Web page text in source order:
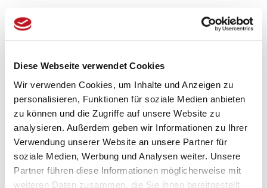
Diese Webseite verwendet Cookies
Wir verwenden Cookies, um Inhalte und Anzeigen zu
personalisieren, Funktionen für soziale Medien anbieten
zu können und die Zugriffe auf unsere Website zu
analysieren. Außerdem geben wir Informationen zu Ihrer
Verwendung unserer Website an unsere Partner für
soziale Medien, Werbung und Analysen weiter. Unsere
Partner führen diese Informationen möglicherweise mit
weiteren Daten zusammen, die Sie ihnen bereitgestellt
Tatami-Sondermaß
(hq:green...
180,00 € *
Tatami-Sondermaß
180,00 € *